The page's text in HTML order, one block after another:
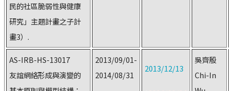
民的社區脆弱性與健康
研究」主題計畫之子計
畫3）.
AS-IRB-HS-13017
友誼網絡形成與演變的
2013/09/01-
2014/08/31
2013/12/13
吳齊殷
Chi-In